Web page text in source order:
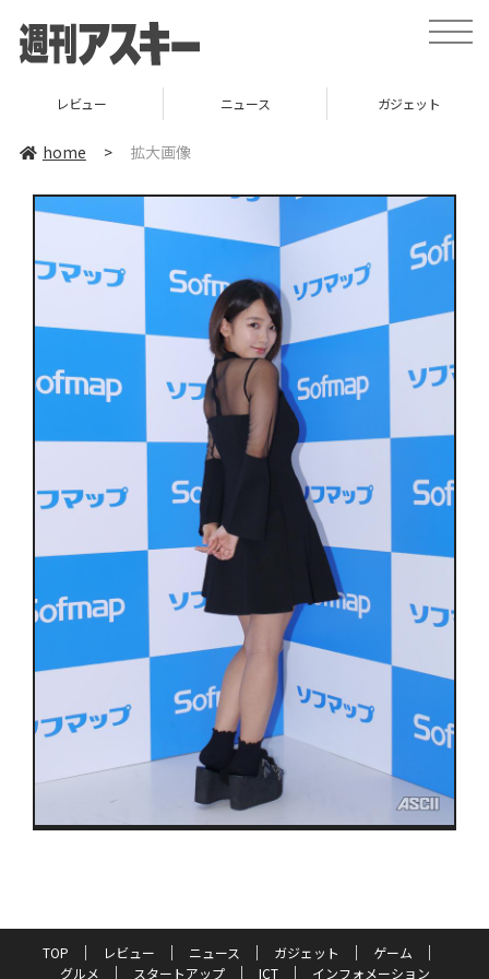
toggle
レビュー ニュース ガジェット
home > 拡大画像
TOP レビュー ニュース ガジェット
ゲーム
グルメ
スタートアップ ICT インフォメーション